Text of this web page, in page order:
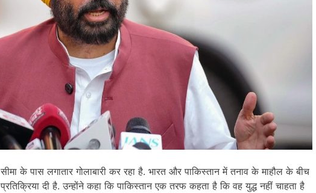
सीमा के पास लगातार गोलाबारी कर रहा है. भारत और पाकिस्तान में तनाव के माहौल के बीच
दी है. उन्होंने कहा कि पाकिस्तान एक तरफ कहता है कि वह युद्ध नहीं चाहता है